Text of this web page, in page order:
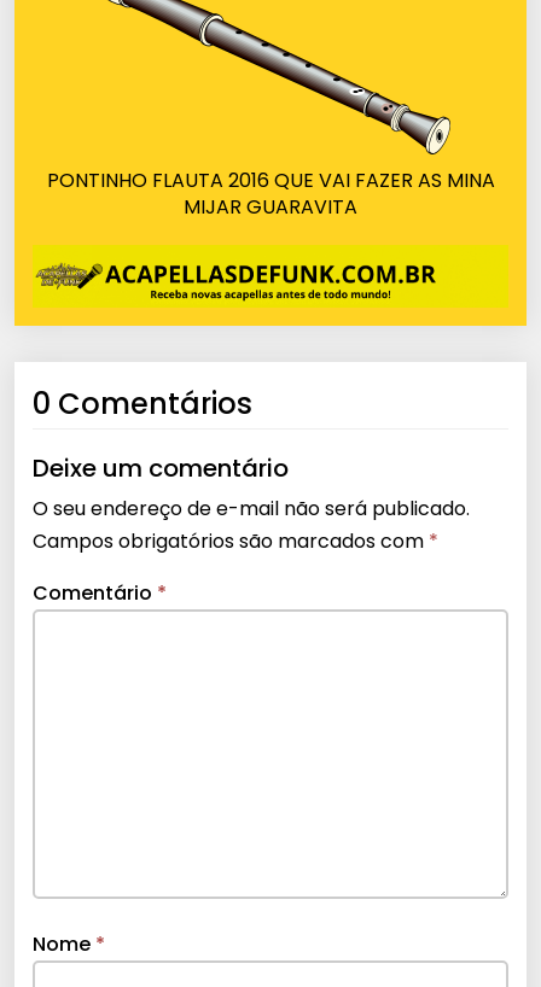
PONTINHO FLAUTA 2016 QUE VAI FAZER AS MINA
MIJAR GUARAVITA
0 Comentários
Deixe um comentário
O seu endereço de e-mail não será publicado.
Campos obrigatórios são marcados com *
Comentário *
Nome *